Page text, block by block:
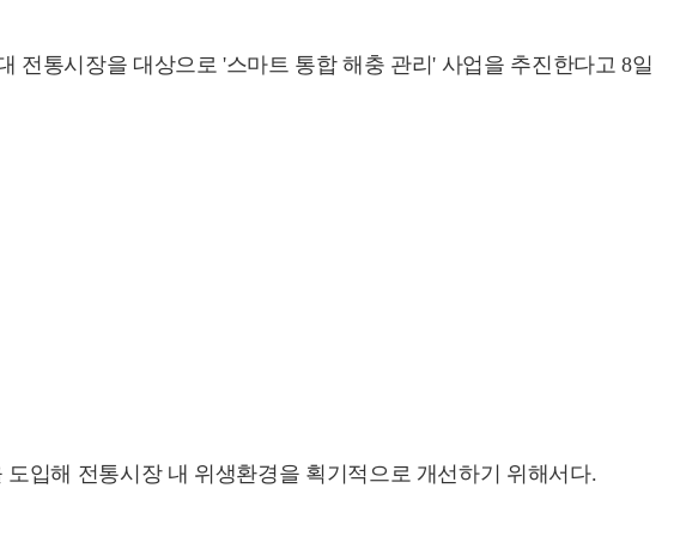
전통시장을 대상으로 '스마트 통합 해충 관리' 사업을 추진한다고 8일
입해 전통시장 내 위생환경을 획기적으로 개선하기 위해서다.